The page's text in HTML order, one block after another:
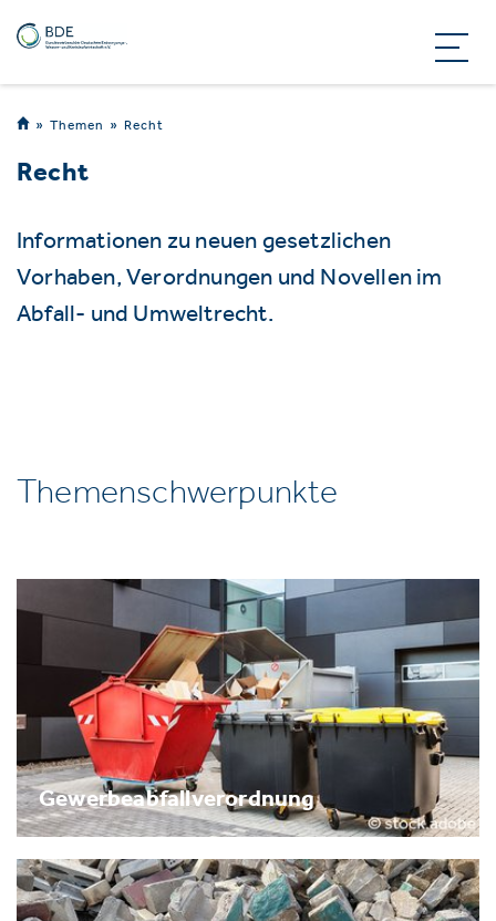
Themen Recht
Recht
Informationen zu neuen gesetzlichen
Vorhaben, Verordnungen und Novellen im
Abfall- und Umweltrecht.
Themenschwerpunkte
Gewerbeabfallverordnung